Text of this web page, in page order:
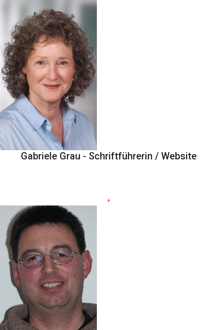
Gabriele Grau - Schriftführerin / Website
+